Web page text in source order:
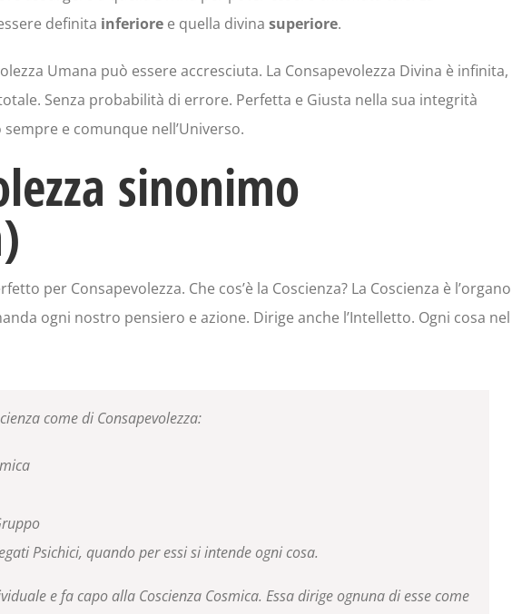
definita inferiore e quella divina superiore.
Umana può essere accresciuta. La Consapevolezza Divina è infinita,
Senza probabilità di errore. Perfetta e Giusta nella sua integrità
e comunque nell’Universo.
sinonimo
per Consapevolezza. Che cos’è la Coscienza? La Coscienza è l’organo
ogni nostro pensiero e azione. Dirige anche l’Intelletto. Ogni cosa nel
come di Consapevolezza:
Psichici, quando per essi si intende ogni cosa.
e fa capo alla Coscienza Cosmica. Essa dirige ognuna di esse come